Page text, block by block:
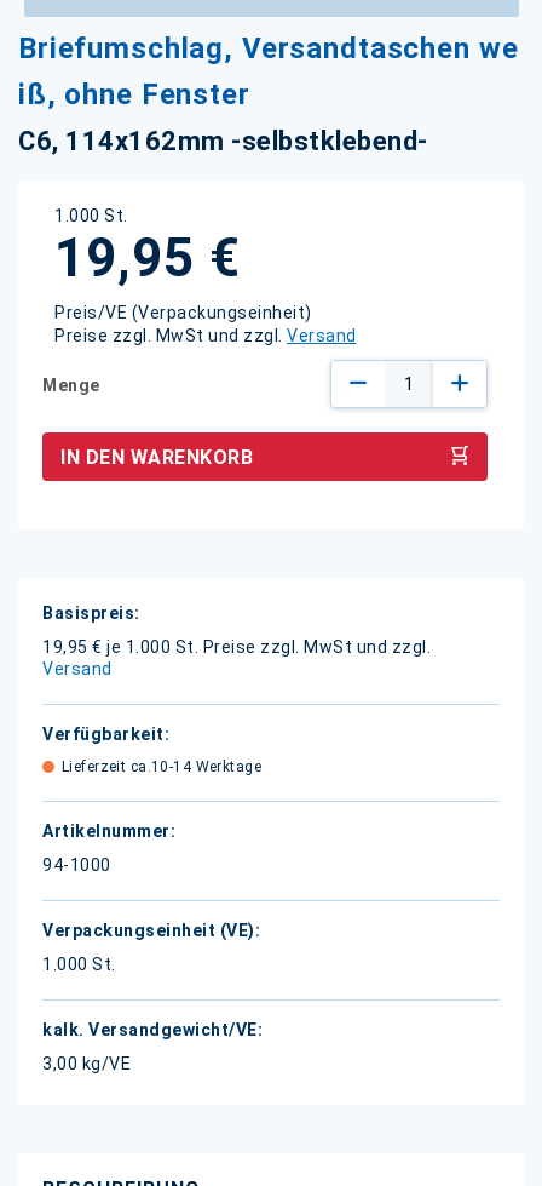
Briefumschlag, Versandtaschen we
iß, ohne Fenster
C6, 114x162mm -selbstklebend-
1.000 St.
19,95 €
Preis/VE (Verpackungseinheit)
Preise zzgl. MwSt und zzgl. Versand
Menge
IN DEN WARENKORB
Weitere
Informationen
19,95 € je 1.000 St.
Preise zzgl. MwSt und zzgl.
Versand
Lieferzeit ca.10-14 Werktage
94-1000
1.000 St.
3,00 kg/VE
Zum
Anfang
der
Bildgalerie
springen